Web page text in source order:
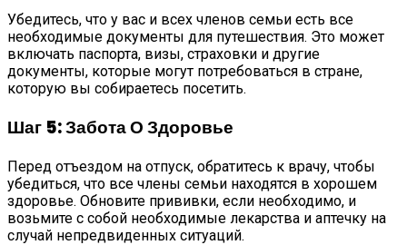
Убедитесь, что у вас и всех членов семьи есть все
необходимые документы для путешествия. Это может
включать паспорта, визы, страховки и другие
документы, которые могут потребоваться в стране,
которую вы собираетесь посетить.
Шаг 5: Забота О Здоровье
Перед отъездом на отпуск, обратитесь к врачу, чтобы
убедиться, что все члены семьи находятся в хорошем
здоровье. Обновите прививки, если необходимо, и
возьмите с собой необходимые лекарства и аптечку на
случай непредвиденных ситуаций.